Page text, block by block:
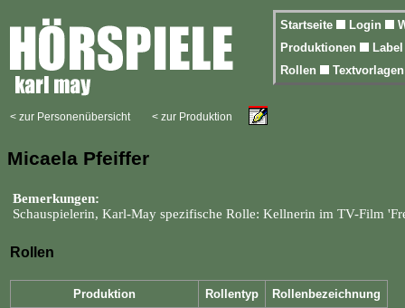
Startseite Login
Produktionen
Rollen
< zur Personenübersicht < zur Produktion
Micaela Pfeiffer
Bemerkungen:
Schauspielerin, Karl-May spezifische Rolle: Kellnerin im TV-Film
Rollen
Produktion Rollentyp Rollenbezeichnung